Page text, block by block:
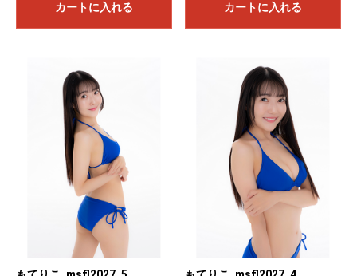
カートに入れる カートに入れる